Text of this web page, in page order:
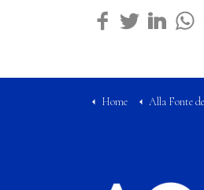
Home Alla Fonte